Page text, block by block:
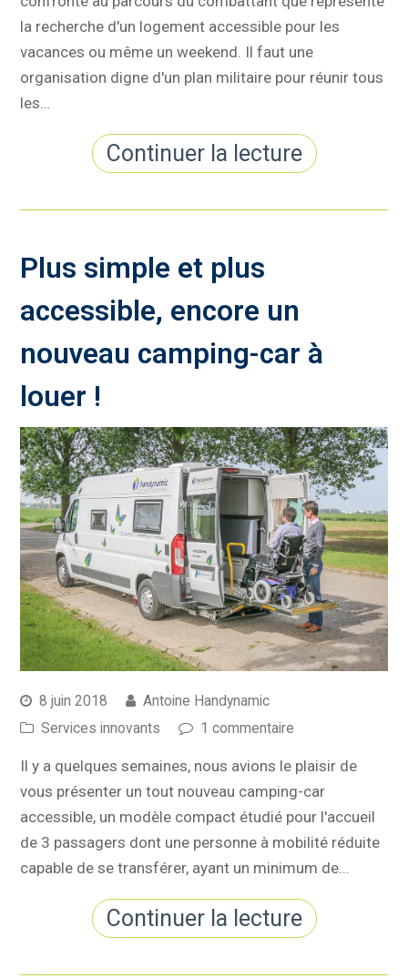
la recherche d'un logement accessible pour les
vacances ou même un weekend. Il faut une
organisation digne d'un plan militaire pour réunir tous
les…
Continuer la lecture
Plus simple et plus
accessible, encore un
nouveau camping-car à
louer !
8 juin 2018
Antoine Handynamic
Services innovants
1 commentaire
Il y a quelques semaines, nous avions le plaisir de
vous présenter un tout nouveau camping-car
accessible, un modèle compact étudié pour l'accueil
de 3 passagers dont une personne à mobilité réduite
capable de se transférer, ayant un minimum de…
Continuer la lecture